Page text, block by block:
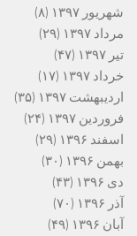
شهریور ۱۳۹۷
(۸)
مرداد ۱۳۹۷
(۲۹)
تیر ۱۳۹۷
(۴۷)
خرداد ۱۳۹۷
(۱۷)
اردیبهشت ۱۳۹۷
(۳۵)
فروردین ۱۳۹۷
(۲۴)
اسفند ۱۳۹۶
(۲۹)
بهمن ۱۳۹۶
(۳۰)
دی ۱۳۹۶
(۴۳)
آذر ۱۳۹۶
(۷۰)
آبان ۱۳۹۶
(۴۹)